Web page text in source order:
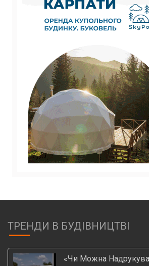
ТРЕНДИ В БУДІВНИЦТВІ
«Чи Можна